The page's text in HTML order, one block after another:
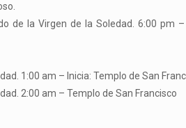
de la Virgen de la Soledad. 6:00 pm
1:00 am – Inicia: Templo de San
2:00 am – Templo de San Francisco